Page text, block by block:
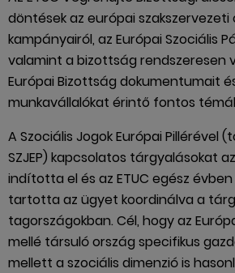
döntések az európai szakszervezeti
kampányairól, az Európai Szociális
valamint a bizottság rendszeresen
Európai Bizottság dokumentumait
munkavállalókat érintő fontos
A Szociális Jogok Európai Pillérével
SZJEP) kapcsolatos tárgyalásokat
indította el és az ETUC egész
tartotta az ügyet koordinálva a
tagországokban. Cél, hogy az
mellé társuló ország specifikus
mellett a szociális dimenzió is